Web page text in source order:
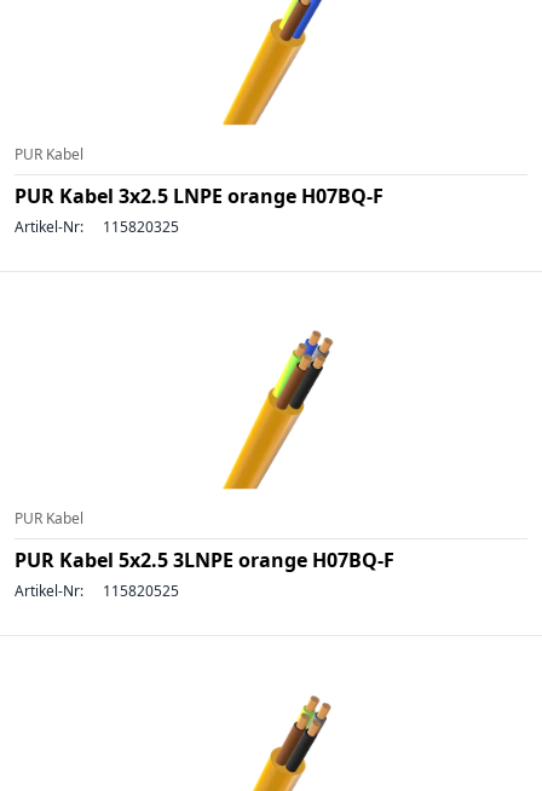
PUR Kabel
PUR Kabel 3x2.5 LNPE orange H07BQ-F
Artikel-Nr: 115820325
PUR Kabel
PUR Kabel 5x2.5 3LNPE orange H07BQ-F
Artikel-Nr: 115820525